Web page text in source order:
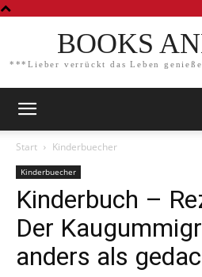
BOOKS
***Lieber verrückt das Leben
Start Kinderbuecher
Kinderbuecher
Kinderbuch –
Der
anders als